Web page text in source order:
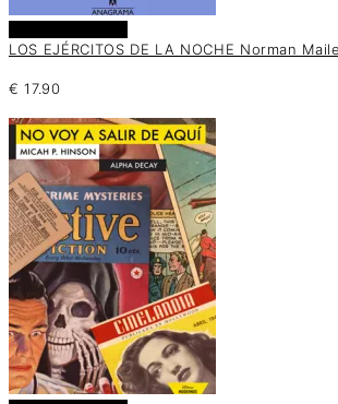
LOS EJÉRCITOS DE LA NOCHE Norman
€ 17.90